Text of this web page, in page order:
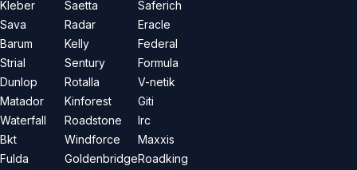
Kleber
Sava
Barum
Strial
Dunlop
Matador
Waterfall
Bkt
Fulda
Saetta
Radar
Kelly
Sentury
Rotalla
Kinforest
Roadstone
Windforce
Goldenbridge
Saferich
Eracle
Federal
Formula
V-netik
Giti
Irc
Maxxis
Roadking